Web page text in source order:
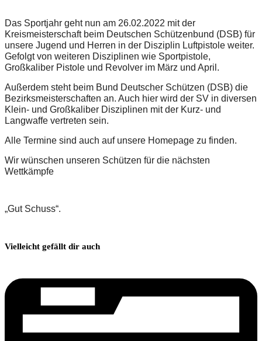
Das Sportjahr geht nun am 26.02.2022 mit der
Kreismeisterschaft beim Deutschen Schützenbund (DSB) für
unsere Jugend und Herren in der Disziplin Luftpistole weiter.
Gefolgt von weiteren Disziplinen wie Sportpistole,
Großkaliber Pistole und Revolver im März und April.
Außerdem steht beim Bund Deutscher Schützen (DSB) die
Bezirksmeisterschaften an. Auch hier wird der SV in diversen
Klein- und Großkaliber Disziplinen mit der Kurz- und
Langwaffe vertreten sein.
Alle Termine sind auch auf unsere Homepage zu finden.
Wir wünschen unseren Schützen für die nächsten
Wettkämpfe
„Gut Schuss“.
Vielleicht gefällt dir auch